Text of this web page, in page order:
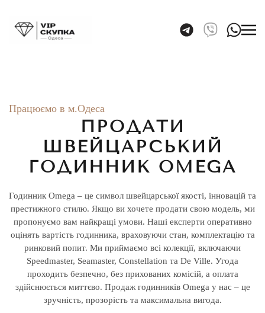
Skip to main content
Працюємо в м.Одеса
ПРОДАТИ
ШВЕЙЦАРСЬКИЙ
ГОДИННИК OMEGA
Годинник Omega – це символ швейцарської якості, інновацій та
престижного стилю. Якщо ви хочете продати свою модель, ми
пропонуємо вам найкращі умови. Наші експерти оперативно
оцінять вартість годинника, враховуючи стан, комплектацію та
ринковий попит. Ми приймаємо всі колекції, включаючи
Speedmaster, Seamaster, Constellation та De Ville. Угода
проходить безпечно, без прихованих комісій, а оплата
здійснюється миттєво. Продаж годинників Omega у нас – це
зручність, прозорість та максимальна вигода.